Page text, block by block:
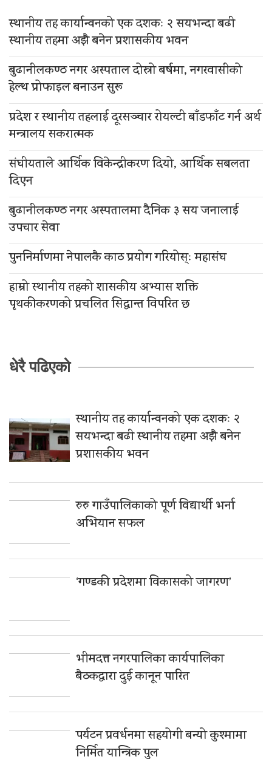
स्थानीय तह कार्यान्वनको एक दशकः २ सयभन्दा बढी
स्थानीय तहमा अझै बनेन प्रशासकीय भवन
बुढानीलकण्ठ नगर अस्पताल दोस्रो बर्षमा, नगरवासीको
हेल्थ प्रोफाइल बनाउन सुरू
प्रदेश र स्थानीय तहलाई दूरसञ्चार रोयल्टी बाँडफाँट गर्न अर्थ
मन्त्रालय सकरात्मक
संघीयताले आर्थिक विकेन्द्रीकरण दियो, आर्थिक सबलता
दिएन
बुढानीलकण्ठ नगर अस्पतालमा दैनिक ३ सय जनालाई
उपचार सेवा
पुननिर्माणमा नेपालकै काठ प्रयोग गरियोस्ः महासंघ
हाम्रो स्थानीय तहको शासकीय अभ्यास शक्ति
पृथकीकरणको प्रचलित सिद्धान्त विपरित छ
धेरै पढिएको
स्थानीय तह कार्यान्वनको एक दशकः २
सयभन्दा बढी स्थानीय तहमा अझै बनेन
प्रशासकीय भवन
रुरु गाउँपालिकाको पूर्ण विद्यार्थी भर्ना
अभियान सफल
‘गण्डकी प्रदेशमा विकासको जागरण’
भीमदत्त नगरपालिका कार्यपालिका
बैठकद्वारा दुई कानून पारित
पर्यटन प्रवर्धनमा सहयोगी बन्यो कुश्मामा
निर्मित यान्त्रिक पुल